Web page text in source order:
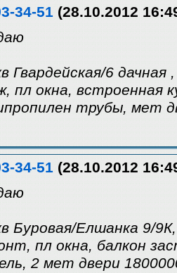
34-51 (28.10.2012
Гвардейская/6
пл окна, встроенная
трубы, мет
34-51 (28.10.2012
Буровая/Елшанка 9/
пл окна, балкон
2 мет двери